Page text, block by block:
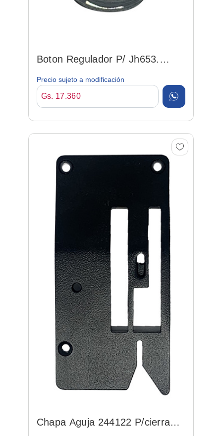
Boton Regulador P/ Jh653.
Precio sujeto a modificación
Gs. 17.360
Chapa Aguja 244122 P/cierra